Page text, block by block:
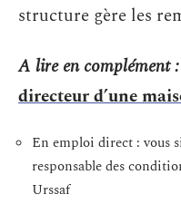
structure gère les
A lire en complément :
directeur d’une
En emploi direct : vous
responsable des
Urssaf